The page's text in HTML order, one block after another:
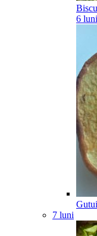
6 luni
7 luni